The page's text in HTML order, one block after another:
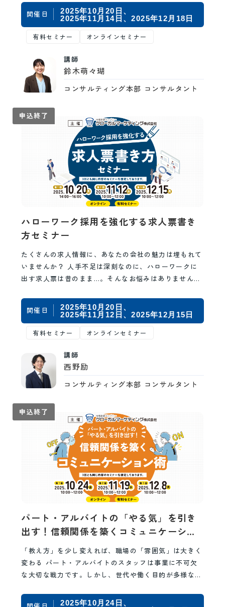
開催日
2025年10月20日
2025年11月14日
2025年12月18日
有料セミナー オンラインセミナー
講師
鈴木萌々瑚
コンサルティング本部 コンサルタント
申込終了
開催日
2025年10月20日
2025年11月12日
2025年12月15日
有料セミナー オンラインセミナー
ハローワーク採用を強化する求人票書き
方セミナー
たくさんの求人情報に、あなたの会社の魅力は埋もれて
いませんか？ 人手不足は深刻なのに、ハローワークに
出す求人票は昔のまま…。そんなお悩みはありません
化…
講師
西野励
コンサルティング本部 コンサルタント
申込終了
2025年10月24日
パート・アルバイトの「やる気」を引き
出す！信頼関係を築くコミュニケーショ
ン術
「教え方」を少し変えれば、職場の「雰囲気」は大きく
変わる パート・アルバイトのスタッフは事業に不可欠
な大切な戦力です。しかし、世代や働く目的が多様な彼
多…